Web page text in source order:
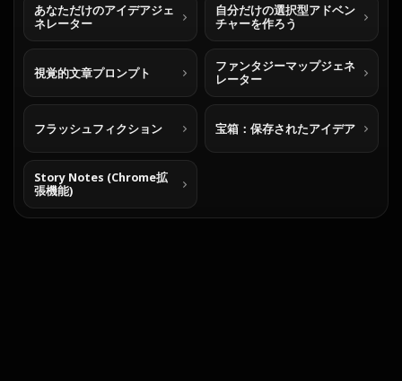
あなただけのアイデアジェ
ネレーター
自分だけの選択型アドベン
チャーを作ろう
視覚的文章プロンプト
ファンタジーマップジェネ
レーター
フラッシュフィクション 宝箱：保存されたアイデア
Story Notes (Chrome拡
張機能)